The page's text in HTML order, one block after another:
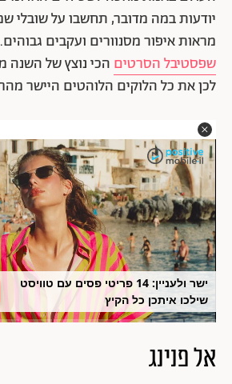
יודעות במה מדובר, תחשבו על שובלי
מראות איפור מסנוורים ועקבים
שפסטיבל הסרטים הכי נוצץ של השנה
לכן את כל הלוקים הלוהטים היישר
ישר ולעניין: 14 פריטי פסים עם טוויסט
שילכו איתכן כל הקיץ
אל פנינג